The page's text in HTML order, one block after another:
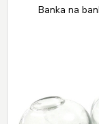
Banka na